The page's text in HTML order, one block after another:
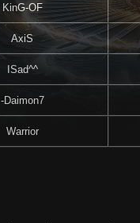
KinG-OF
AxiS
ISad^^
-Daimon7
Warrior